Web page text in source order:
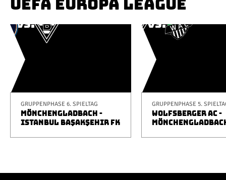
UEFA EUROPA LEAGUE
GRUPPENPHASE 6. SPIELTAG
MÖNCHENGLADBACH -
ISTANBUL BAŞAKŞEHIR FK
GRUPPENPHASE 5.
WOLFSBERGER AC -